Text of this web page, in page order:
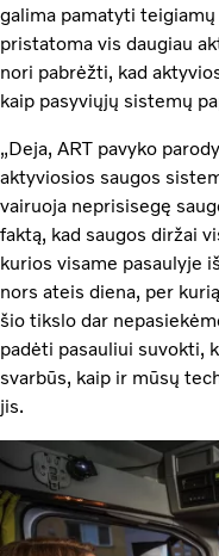
galima pamatyti
pristatoma vis daugiau
nori pabrėžti, kad
kaip pasyviųjų sistemų
„Deja, ART pavyko
aktyviosios saugos
vairuoja neprisisegę
faktą, kad saugos diržai
kurios visame pasaulyje
nors ateis diena, per
šio tikslo dar
padėti pasauliui suvokti,
svarbūs, kaip ir mūsų
jis.